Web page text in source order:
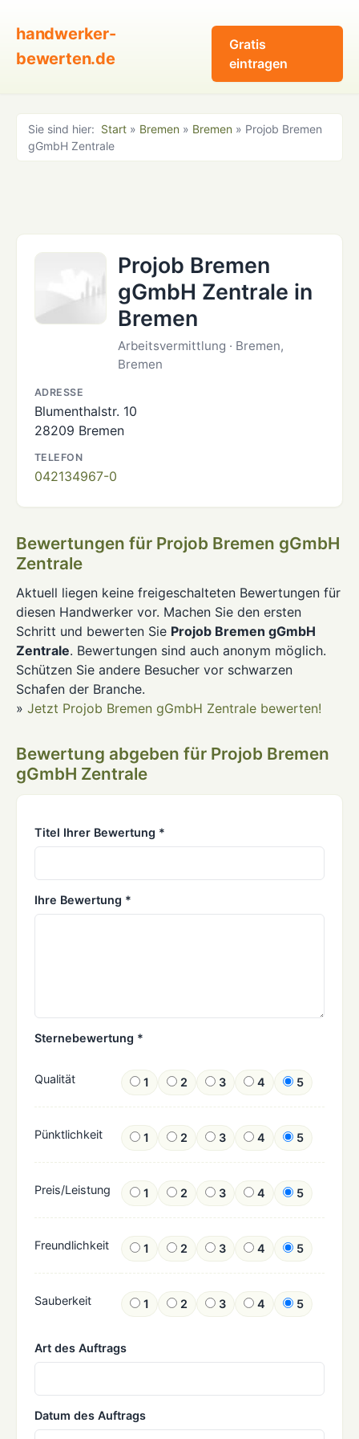
handwerker-
bewerten.de
Gratis
eintragen
Sie sind hier: Start » Bremen » Bremen » Projob Bremen
gGmbH Zentrale
Projob Bremen
gGmbH Zentrale in
Bremen
Arbeitsvermittlung · Bremen,
Bremen
ADRESSE
Blumenthalstr. 10
28209 Bremen
TELEFON
042134967-0
Bewertungen für Projob Bremen gGmbH
Zentrale
Aktuell liegen keine freigeschalteten Bewertungen für
diesen Handwerker vor. Machen Sie den ersten
Schritt und bewerten Sie Projob Bremen gGmbH
Zentrale. Bewertungen sind auch anonym möglich.
Schützen Sie andere Besucher vor schwarzen
Schafen der Branche.
» Jetzt Projob Bremen gGmbH Zentrale bewerten!
Bewertung abgeben für Projob Bremen
gGmbH Zentrale
Titel Ihrer Bewertung *
Ihre Bewertung *
Sternebewertung *
Qualität 1 2 3 4 5
Pünktlichkeit 1 2 3 4 5
Preis/Leistung 1 2 3 4 5
Freundlichkeit 1 2 3 4 5
Sauberkeit 1 2 3 4 5
Art des Auftrags
Datum des Auftrags